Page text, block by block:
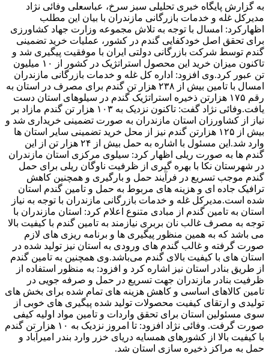
به گزارش پایگاه خبری تحلیلی سبز سرخ، عباسعلی وفائی نژاد
مدیرکل غله و خدمات بازرگانی مازندران با بیان این مطلب
اظهارکرد: امسال با توجه به تلاش مجموعه وزارت جهاد کشاورزی
برای تحقق اصل خودکفایی گندم در کشور، عملیات خرید تضمینی
گندم توسط شرکت بازرگانی دولتی ایران با موفقیت پیگیری شد و
تاکنون میزان خرید این محصول استراتژیک در کشور از ۱۰ میلیون
تن عبور کرد.وی افزود: اداره کل غله و خدمات بازرگانی مازندران
امسال با تامین بیش از ۲۳۸ هزار تن گندم برای مصرف در استان به
رقم ۱۷۵ هزارتن ذخیره استراتژیک گندم در سیلوهای استان دست
یافت.وفائی نژاد گفت: تاکنون نزدیک به ۱۰۳ هزار تن گندم مازاد بر
نیاز از کشاورزان استان مازندران به صورت تضمینی خریداری شد و
بیش از ۱۲۵ هزارتن گندم نیز از محل خرید تضمینی سایر استان ها
وارد شد.این مسئول با اشاره به حمل بیش از ۲۴ هزار تن از این
گندم ها به صورت ریلی اظهار کرد: سیلوی مرکزی استان مازندران
در شهرستان نکا با بهره گیری از ظرفیت ناوگان ریلی برای حمل
گندم موجب تسریع در فرآیند حمل و بارگیری و همچنین کاهش
ترافیک جاده ای و هزینه های مربوط به حمل و تامین گندم استان
شده است.مدیرکل غله و خدمات بازرگانی مازندران با توجه به نیاز
استان به تامین گندم از مبادی متنوع اعلام کرد: استان مازندران با
توجه به مصرف غالب نان بربری نیازمند به تامین گندم با کیفیت بالا
می باشد که به همین منظور پیگیری ها و برنامه ریزی های لازم
صورت گرفته و غالب گندم های ورودی به استان نیز تولید شده در
استان های با کیفیت بالای گندم می‌باشد.وی همچنین به تامین گندم
از طریق بنادر استان نیز اشاره کرد و افزود: به منظور استفاده از
ظرفیت بنادر مازندران جهت تسریع در حمل و صرفه جویی در
تامین کالاهای اساسی و کاهش هزینه های تمام شده برای بخش های
تولیدی و ارتقای کیفیت محصولات تولید شده پیگیری های خوبی از
سوی مسئولین استان برای تحقق واردات و تامین مواد اولیه کیفی
صورت گرفت. وفائی نژاد افزود: تا امروز نزدیک به ۱۰ هزار تن گندم
با کیفیت بالا از کشورهای همسایه دریای خزر وارد بندر امیرآباد و
حمل به مراکز ذخیره سازی استان شد.